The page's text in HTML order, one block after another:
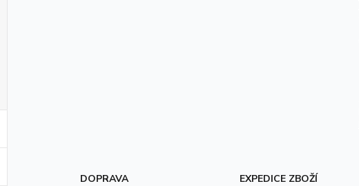
DOPRAVA
EXPEDICE ZBOŽÍ